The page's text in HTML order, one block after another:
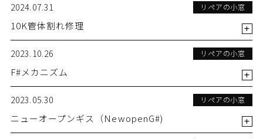
2024.07.31 リペアの小窓
10K管体割れ修理
2023.10.26 リペアの小窓
F#メカニズム
2023.05.30 リペアの小窓
ニューオープンギス（NewopenG#)